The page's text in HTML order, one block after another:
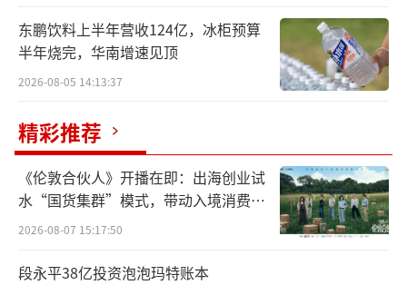
家的跨国公司、国有企业和民营企业提供过服
务，涉及多个领域。
eMarketer以及海关总署的数据显示，202
3年全球零售净销售额达到近30万亿美元，且未
来保持在4%左右增长。同时，中国跨境电商预
计达到17.48万亿规模，较2022年增速11.3
4%。
东鹏饮料上半年营收124亿，冰柜预算
半年烧完，华南增速见顶
2026-08-05 14:13:37
精彩推荐
《伦敦合伙人》开播在即：出海创业试
水“国货集群”模式，带动入境消费反
向种草
2026-08-07 15:17:50
段永平38亿投资泡泡玛特账本